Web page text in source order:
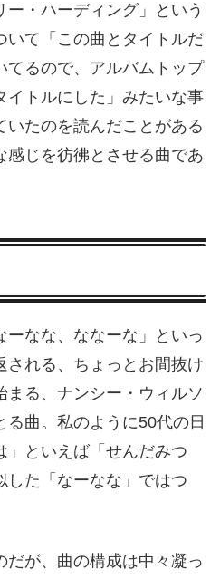
ー・ハーディング」という
いて「この曲とタイトルだ
てるので、アルバムトップ
イトルにした」みたいな事
いたのを読んだことがある
感じを彷彿とさせる曲であ
ーなな、ななーな」といっ
される、ちょっとお間抜け
まる、ナンシー・ウィルソ
る曲。私のように50代の日
」といえば「せんだみつ
した「なーなな」ではつ
だが、曲の構成は中々凝っ